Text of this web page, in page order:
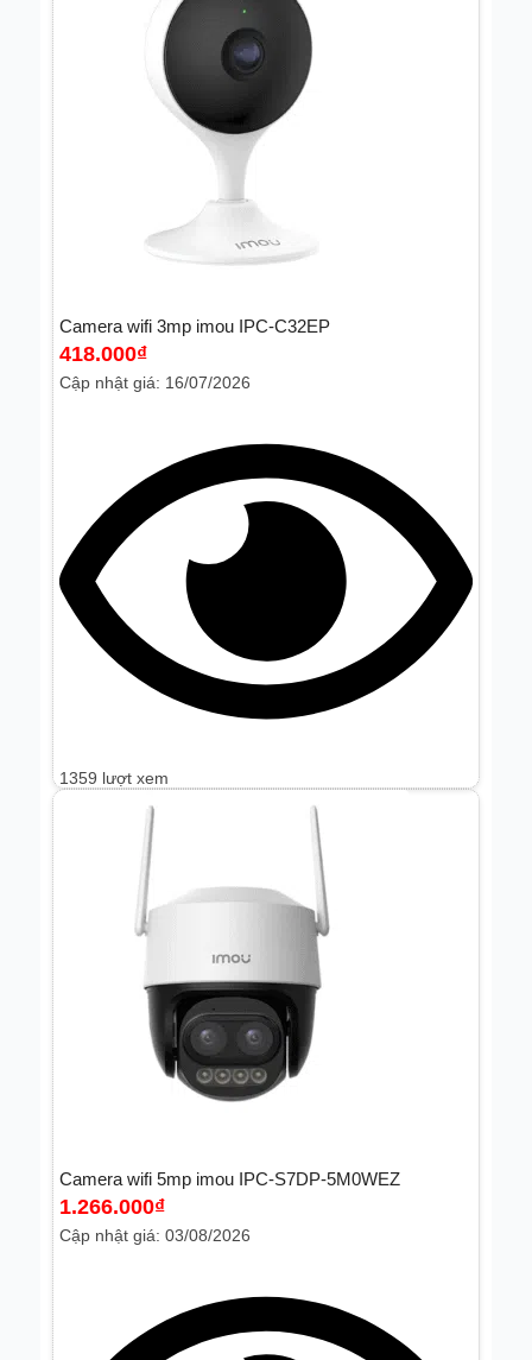
Camera wifi 3mp imou IPC-C32EP
418.000₫
Cập nhật giá: 16/07/2026
1359 lượt xem
Camera wifi 5mp imou IPC-S7DP-5M0WEZ
1.266.000₫
Cập nhật giá: 03/08/2026